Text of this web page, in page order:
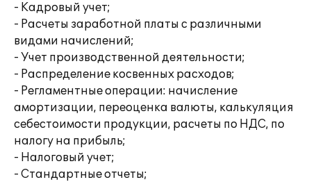
- Кадровый учет;
- Расчеты заработной платы с различными
видами начислений;
- Учет производственной деятельности;
- Распределение косвенных расходов;
- Регламентные операции: начисление
амортизации, переоценка валюты, калькуляция
себестоимости продукции, расчеты по НДС, по
налогу на прибыль;
- Налоговый учет;
- Стандартные отчеты;